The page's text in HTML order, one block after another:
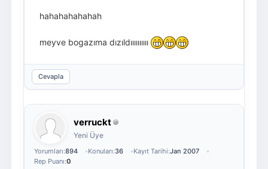
hahahahahahah
meyve bogazıma dızıldıııııııııı
Cevapla
verruckt
Yeni Üye
Yorumları:894 Konuları:36 Kayıt Tarihi:Jan 2007
Rep Puanı:0